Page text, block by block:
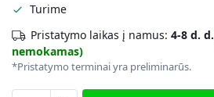
Turime
Pristatymo laikas į namus: 4-8 d. d.
nemokamas)
*Pristatymo terminai yra preliminarūs.